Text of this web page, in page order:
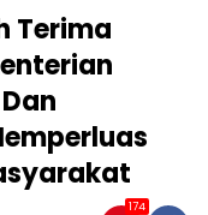
Terima
174